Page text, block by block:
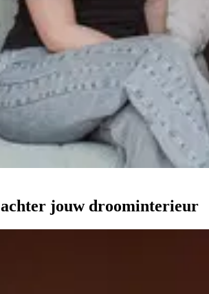
achter jouw droominterieur